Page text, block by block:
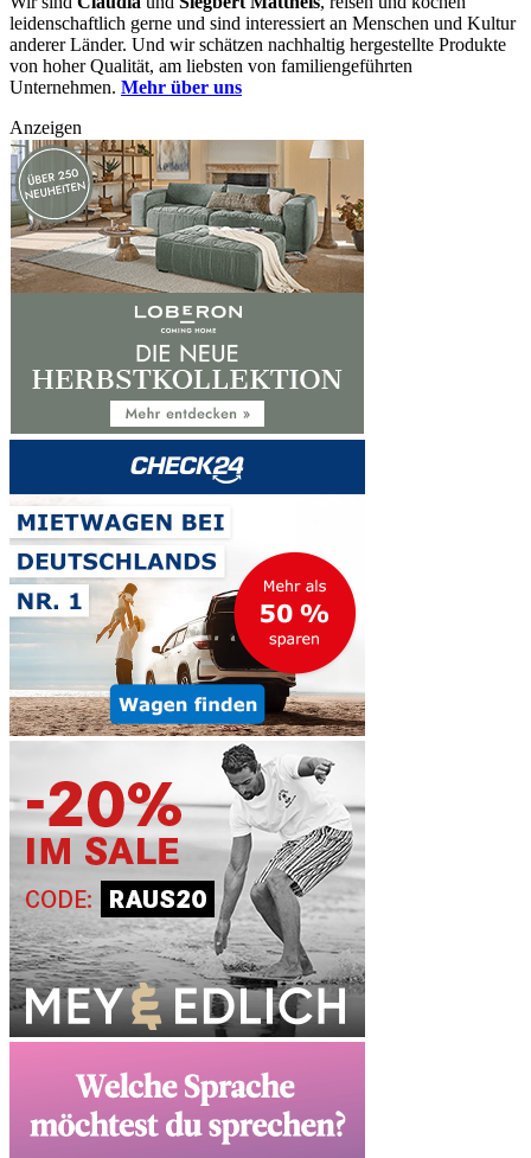
leidenschaftlich gerne und sind interessiert an Menschen und Kultur
anderer Länder. Und wir schätzen nachhaltig hergestellte Produkte
von hoher Qualität, am liebsten von familiengeführten
Unternehmen. Mehr über uns
Anzeigen